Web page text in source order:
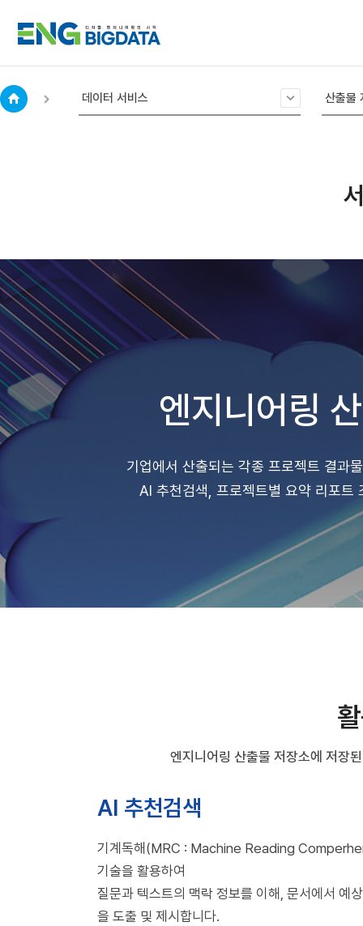
아
이
데이터 서비스 산출물
엔지니어링
기업에서 산출되는 각종 프로젝트 결과
AI 추천검색, 프로젝트별 요약 리포트
엔지니어링 산출물 저장소에 저장
AI 추천검색
기계독해(MRC : Machine Reading
기술을 활용하여
질문과 텍스트의 맥락 정보를 이해, 문서에서 예
을 도출 및 제시합니다.